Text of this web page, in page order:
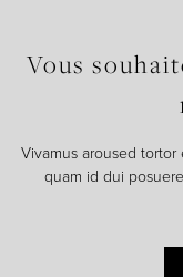
Vous
Vivamus aroused
quam id dui